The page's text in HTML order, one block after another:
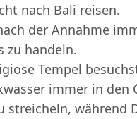
nach Bali reisen.
der Annahme
zu handeln.
Tempel
immer in den
während